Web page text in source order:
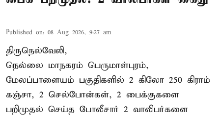
Published on: 08 Aug 2026, 9:27 am
திருநெல்வேலி,
நெல்லை மாநகரம் பெருமாள்புரம்,
மேலப்பாளையம் பகுதிகளில் 2 கிலோ 250 கிராம்
கஞ்சா, 2 செல்போன்கள், 2 பைக்குகளை
பறிமுதல் செய்த போலீசார் 2 வாலிபர்களை